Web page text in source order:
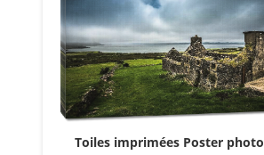
Toiles imprimées Poster photo